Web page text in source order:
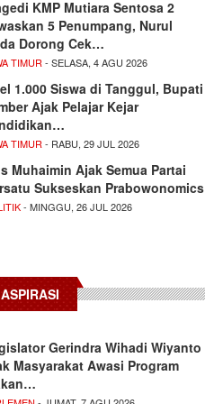
KMP Mutiara Sentosa 2
5 Penumpang, Nurul
Dorong Cek…
TIMUR - SELASA, 4 AGU 2026
1.000 Siswa di Tanggul, Bupati
Ajak Pelajar Kejar
TIMUR - RABU, 29 JUL 2026
Muhaimin Ajak Semua Partai
Sukseskan Prabowonomics
- MINGGU, 26 JUL 2026
ASPIRASI
Gerindra Wihadi Wiyanto
Masyarakat Awasi Program